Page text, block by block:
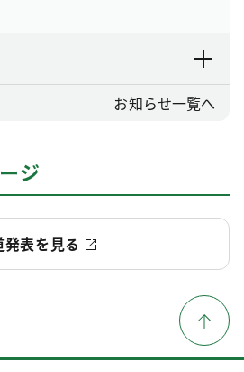
お知らせ一覧へ
ジ
表を見る